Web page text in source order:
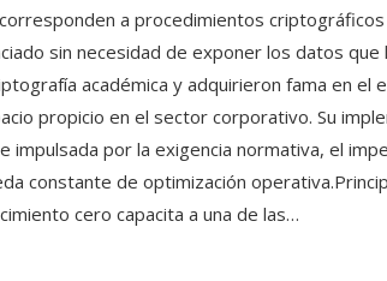
a procedimientos
sin necesidad de exponer los datos
académica y adquirieron fama en el
propicio en el sector corporativo. Su
impulsada por la exigencia normativa, el
constante de optimización
cero capacita a una de las…